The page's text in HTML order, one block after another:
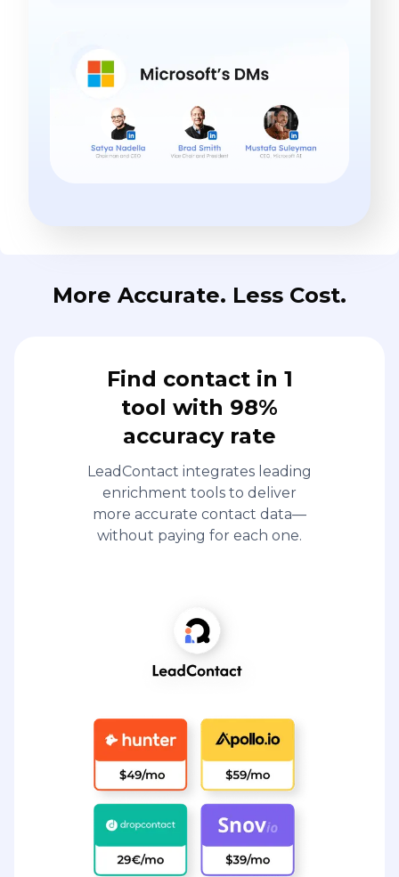
More Accurate. Less Cost.
Find contact in 1
tool with 98%
accuracy rate
LeadContact integrates leading
enrichment tools to deliver
more accurate contact data—
without paying for each one.